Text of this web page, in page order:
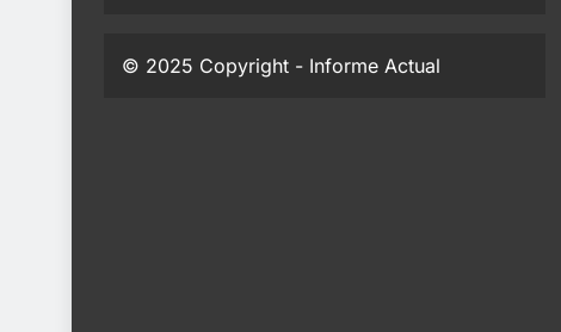
© 2025 Copyright - Informe Actual